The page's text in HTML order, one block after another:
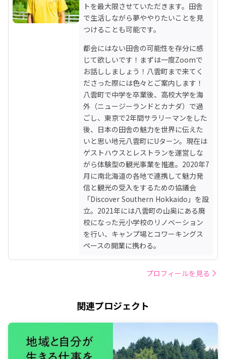
トを最大限させていただきます。田舎
で生活しながら夢ややりたいことを見
つけることも可能です。
都会にはない田舎の可能性を存分に感
じて欲しいです！まずは一度Zoomで
お話ししましょう！八雲町まで来てく
ださった際には色々とご案内します！
八雲町で中学を卒業後、高校大学を海
外（ニュージーランドとカナダ）で過
ごし、東京で2年間サラリーマンをした
後、日本の田舎の魅力を世界に伝えた
いと思い地元八雲町にUターン。現在は
ゲストハウスとレストランを運営しな
がら体験型の観光事業を推進。2020年7
月に南北海道の各地で連携して魅力発
信と観光の受入をするための協議会
「Discover Southern Hokkaido」を設
立。2021年には八雲町の山奥にある廃
校になった元小学校のリノベーション
を行い、キャンプ場とコワーキングス
ペースの開業に携わる。
プロフィールを見る
関連プロジェクト